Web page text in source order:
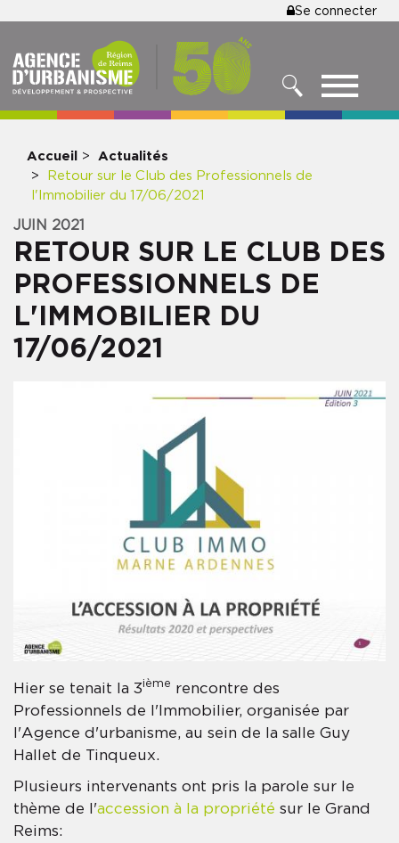
contenu
principal
MENU
DE
Se connecter
MENU
Accueil Actualités
Retour sur le Club des Professionnels de
l'Immobilier du 17/06/2021
JUIN 2021
RETOUR SUR LE CLUB DES
PROFESSIONNELS DE
L'IMMOBILIER DU
17/06/2021
Hier se tenait la 3ième rencontre des
Professionnels de l'Immobilier, organisée par
l'Agence d'urbanisme, au sein de la salle Guy
Hallet de Tinqueux.
Plusieurs intervenants ont pris la parole sur le
thème de l'accession à la propriété sur le Grand
Reims: